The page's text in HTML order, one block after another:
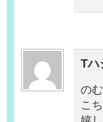
Tハ
の
こ